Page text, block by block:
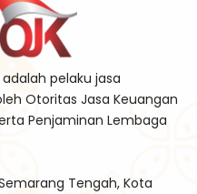
adalah pelaku jasa
Otoritas Jasa Keuangan
Penjaminan Lembaga
Tengah, Kota